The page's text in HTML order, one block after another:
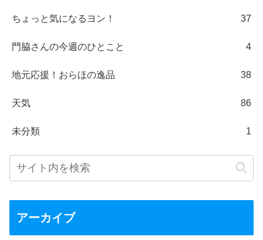
ちょっと気になるヨン！ 37
門脇さんの今週のひとこと 4
地元応援！おらほの逸品 38
天気 86
未分類 1
アーカイブ